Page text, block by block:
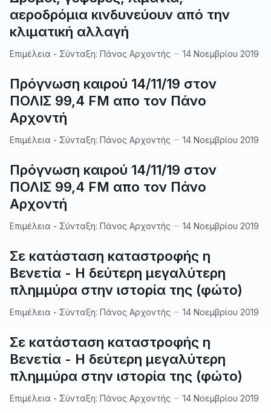
αεροδρόμια κινδυνεύουν από την
κλιματική αλλαγή
Επιμέλεια - Σύνταξη: Πάνος Αρχοντής 14 Νοεμβρίου 2019
Πρόγνωση καιρού 14/11/19 στον
ΠΟΛΙΣ 99,4 FM απο τον Πάνο
Αρχοντή
Επιμέλεια - Σύνταξη: Πάνος Αρχοντής 14 Νοεμβρίου 2019
Πρόγνωση καιρού 14/11/19 στον
ΠΟΛΙΣ 99,4 FM απο τον Πάνο
Αρχοντή
Επιμέλεια - Σύνταξη: Πάνος Αρχοντής 14 Νοεμβρίου 2019
Σε κατάσταση καταστροφής η
Βενετία - Η δεύτερη μεγαλύτερη
πλημμύρα στην ιστορία της (φώτο)
Επιμέλεια - Σύνταξη: Πάνος Αρχοντής 14 Νοεμβρίου 2019
Σε κατάσταση καταστροφής η
Βενετία - Η δεύτερη μεγαλύτερη
πλημμύρα στην ιστορία της (φώτο)
Επιμέλεια - Σύνταξη: Πάνος Αρχοντής 14 Νοεμβρίου 2019